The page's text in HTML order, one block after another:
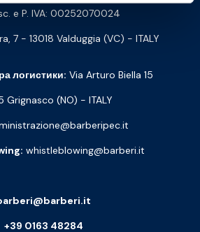
e P. IVA: 00252070024
7 - 13018 Valduggia (VC) - ITALY
логистики: Via Arturo Biella 15
Grignasco (NO) - ITALY
whistleblowing@barberi.it
+39 0163 48284